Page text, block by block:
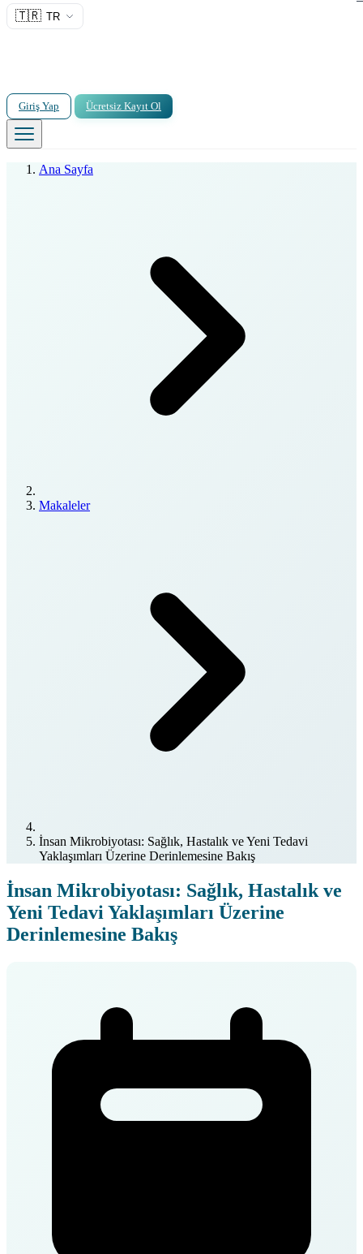
🇹🇷 TR
Giriş Yap Ücretsiz Kayıt Ol
Ana Sayfa
Makaleler
İnsan Mikrobiyotası: Sağlık, Hastalık ve Yeni Tedavi
Yaklaşımları Üzerine Derinlemesine Bakış
İnsan Mikrobiyotası: Sağlık, Hastalık ve
Yeni Tedavi Yaklaşımları Üzerine
Derinlemesine Bakış